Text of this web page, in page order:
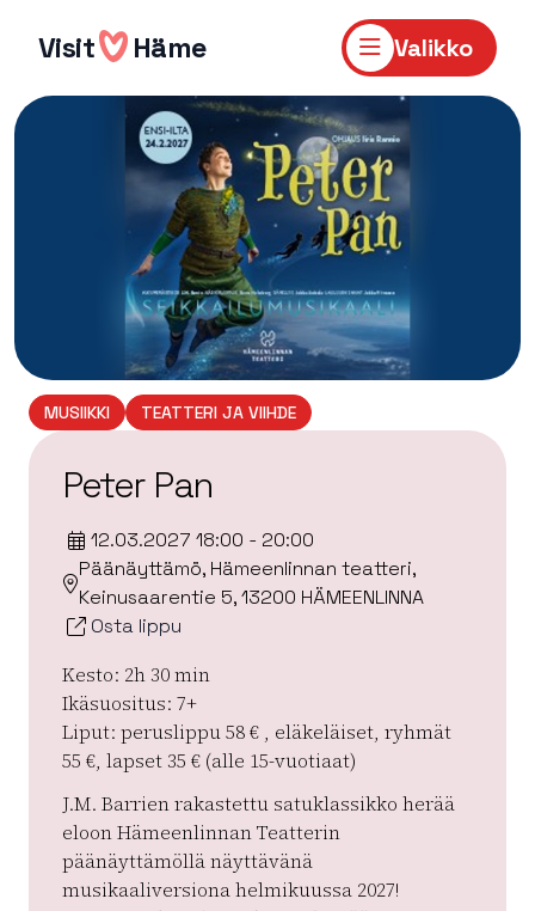
sisältöön
Visit Häme Valikko
MUSIIKKI TEATTERI JA VIIHDE
Peter Pan
12.03.2027 18:00 - 20:00
Päänäyttämö, Hämeenlinnan teatteri,
Keinusaarentie 5, 13200 HÄMEENLINNA
Osta lippu
Kesto: 2h 30 min
Ikäsuositus: 7+
Liput: peruslippu 58 € , eläkeläiset, ryhmät
55 €, lapset 35 € (alle 15-vuotiaat)
J.M. Barrien rakastettu satuklassikko herää
eloon Hämeenlinnan Teatterin
päänäyttämöllä näyttävänä
musikaaliversiona helmikuussa 2027!